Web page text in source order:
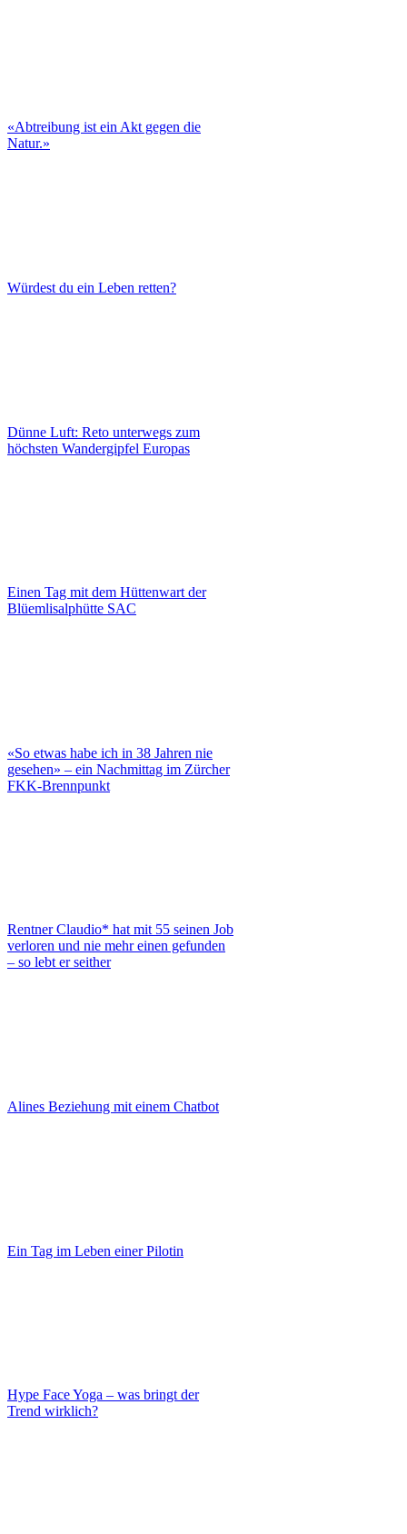
«Abtreibung ist ein Akt gegen die
Natur.»
Würdest du ein Leben retten?
Dünne Luft: Reto unterwegs zum
höchsten Wandergipfel Europas
Einen Tag mit dem Hüttenwart der
Blüemlisalphütte SAC
«So etwas habe ich in 38 Jahren nie
gesehen» – ein Nachmittag im Zürcher
FKK-Brennpunkt
Rentner Claudio* hat mit 55 seinen Job
verloren und nie mehr einen gefunden
– so lebt er seither
Alines Beziehung mit einem Chatbot
Ein Tag im Leben einer Pilotin
Hype Face Yoga – was bringt der
Trend wirklich?